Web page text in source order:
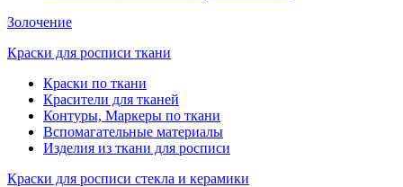
Золочение
Краски для росписи ткани
Краски по ткани
Красители для тканей
Контуры, Маркеры по ткани
Вспомагательные материалы
Изделия из ткани для росписи
Краски для росписи стекла и керамики